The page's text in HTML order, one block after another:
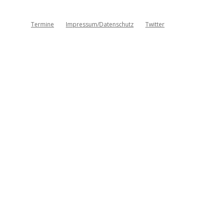
Termine Impressum/Datenschutz Twitter